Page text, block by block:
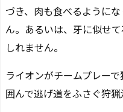
づき、肉も食べるように
ん。あるいは、牙に似せ
しれません。
ライオンがチームプレー
囲んで逃げ道をふさぐ狩